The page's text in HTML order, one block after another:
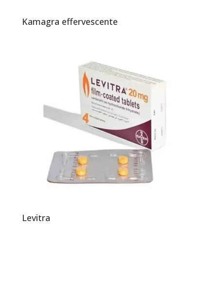
Kamagra effervescente
Levitra